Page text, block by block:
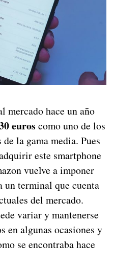
mercado hace un año
euros como uno de los
la gama media. Pues
este smartphone
vuelve a imponer
un terminal que cuenta
del mercado.
variar y mantenerse
en algunas ocasiones y
se encontraba hace